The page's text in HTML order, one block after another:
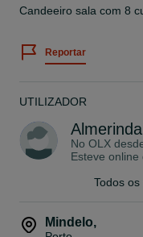
Candeeiro sala com 8
Reportar
UTILIZADOR
No OLX
Esteve
Todos
Mindelo,